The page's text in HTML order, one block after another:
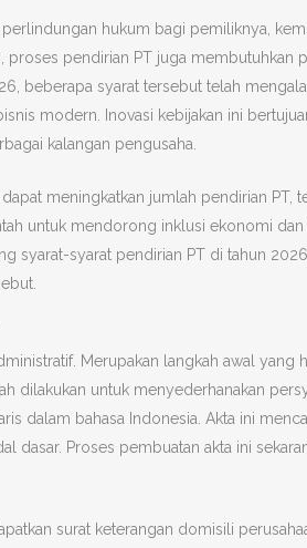
hukum bagi pemiliknya,
pendirian PT juga membutuhkan
beberapa syarat tersebut telah
modern. Inovasi kebijakan ini
kalangan pengusaha.
meningkatkan jumlah pendirian PT,
untuk mendorong inklusi ekonomi
syarat-syarat pendirian PT di tahun
Merupakan langkah awal yang
dilakukan untuk menyederhanakan
dalam bahasa Indonesia. Akta ini
dasar. Proses pembuatan akta ini
surat keterangan domisili